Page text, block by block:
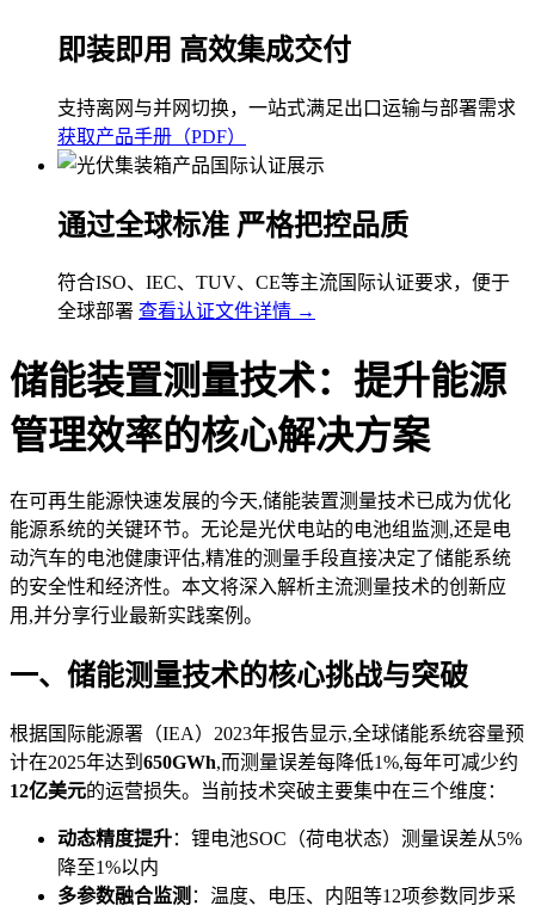
即装即用 高效集成交付
支持离网与并网切换，一站式满足出口运输与部署需求
获取产品手册（PDF）
通过全球标准 严格把控品质
符合ISO、IEC、TUV、CE等主流国际认证要求，便于
全球部署 查看认证文件详情 →
储能装置测量技术：提升能源
管理效率的核心解决方案
在可再生能源快速发展的今天,储能装置测量技术已成为优化
能源系统的关键环节。无论是光伏电站的电池组监测,还是电
动汽车的电池健康评估,精准的测量手段直接决定了储能系统
的安全性和经济性。本文将深入解析主流测量技术的创新应
用,并分享行业最新实践案例。
一、储能测量技术的核心挑战与突破
根据国际能源署（IEA）2023年报告显示,全球储能系统容量预
计在2025年达到 650GWh,而测量误差每降低1%,每年可减少约
12亿美元的运营损失。当前技术突破主要集中在三个维度：
动态精度提升：锂电池SOC（荷电状态）测量误差从5%
降至1%以内
多参数融合监测 ：温度、电压、内阻等12项参数同步采